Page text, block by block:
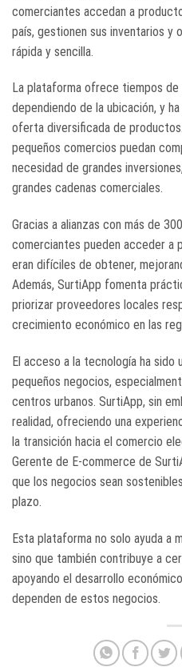
comerciantes accedan a
país, gestionen sus inventarios y
rápida y sencilla.
La plataforma ofrece tiempos
dependiendo de la ubicación, y
oferta diversificada de
pequeños comercios puedan
necesidad de grandes
grandes cadenas comerciales.
Gracias a alianzas con más de
comerciantes pueden acceder a
eran difíciles de obtener,
Además, SurtiApp fomenta
priorizar proveedores locales
crecimiento económico en las
El acceso a la tecnología ha sido
pequeños negocios,
centros urbanos. SurtiApp, sin
realidad, ofreciendo una
la transición hacia el comercio
Gerente de E-commerce de
que los negocios sean
plazo.
Esta plataforma no solo ayuda a
sino que también contribuye a
apoyando el desarrollo
dependen de estos negocios.